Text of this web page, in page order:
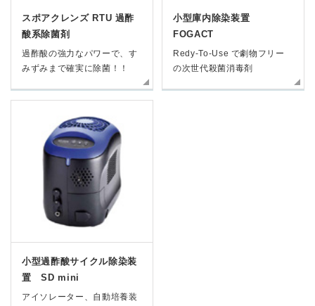
スポアクレンズ RTU 過酢
酸系除菌剤
過酢酸の強力なパワーで、す
みずみまで確実に除菌！！
小型庫内除染装置
FOGACT
Redy-To-Use で劇物フリー
の次世代殺菌消毒剤
小型過酢酸サイクル除染装
置 SD mini
アイソレーター、自動培養装